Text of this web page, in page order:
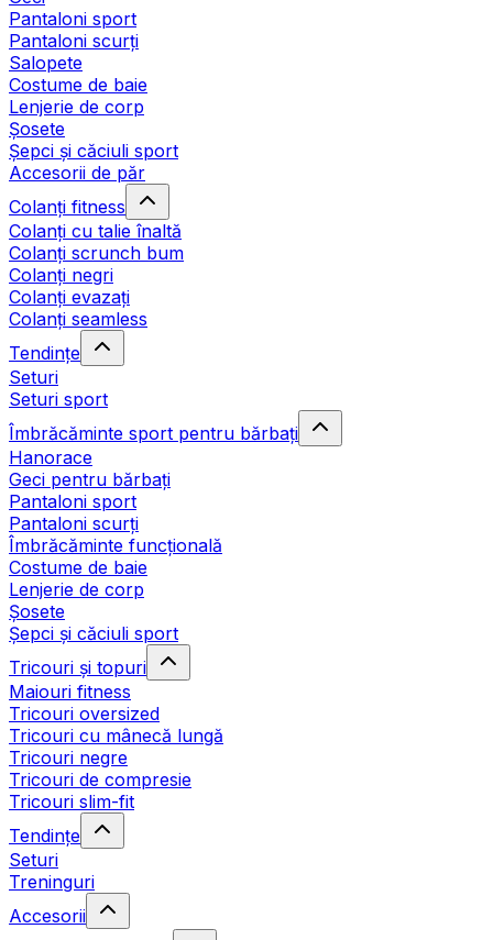
Pantaloni sport
Pantaloni scurți
Salopete
Costume de baie
Lenjerie de corp
Șosete
Șepci și căciuli sport
Accesorii de păr
Colanți fitness
Colanți cu talie înaltă
Colanți scrunch bum
Colanți negri
Colanți evazați
Colanți seamless
Tendințe
Seturi
Seturi sport
Îmbrăcăminte sport pentru bărbați
Hanorace
Geci pentru bărbați
Pantaloni sport
Pantaloni scurți
Îmbrăcăminte funcțională
Costume de baie
Lenjerie de corp
Șosete
Șepci și căciuli sport
Tricouri și topuri
Maiouri fitness
Tricouri oversized
Tricouri cu mânecă lungă
Tricouri negre
Tricouri de compresie
Tricouri slim-fit
Tendințe
Seturi
Treninguri
Accesorii